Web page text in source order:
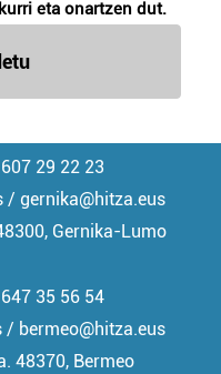
eta onartzen dut.
29 22 23
/ gernika@hitza.eus
Gernika-Lumo
35 56 54
/ bermeo@hitza.eus
48370, Bermeo